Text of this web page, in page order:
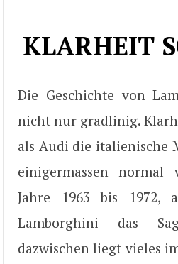
KLARHEIT
Die Geschichte von
nicht nur gradlinig.
als Audi die italienische
einigermassen
Jahre 1963 bis 1972,
Lamborghini das
dazwischen liegt vieles